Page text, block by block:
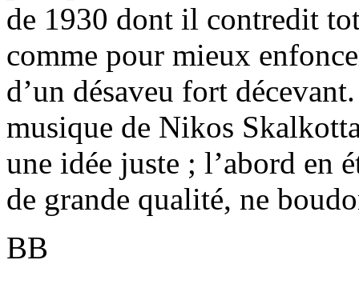
de 1930 dont il contredit
comme pour mieux
d’un désaveu fort
musique de Nikos
une idée juste ; l’abord en
de grande qualité, ne
BB